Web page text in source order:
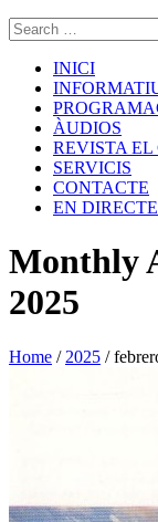
INICI
ÀUDIOS
REVISTA EL
SERVICIS
CONTACTE
EN
Monthly
2025
Home / 2025 /